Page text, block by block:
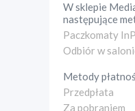
W sklepie
następujące
Paczkomaty
Odbiór w
Metody
Przedpłata
Za pobraniem